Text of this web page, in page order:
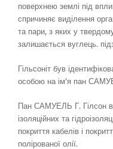
поверхнею землі під
спричиняє виділення
та пари, з яких у
залишається вуглець.
Гільсоніт був
особою на ім’я пан
Пан САМУЕЛЬ Г. Гілсон
ізоляційних та
покриття кабелів і
полірованої олії.